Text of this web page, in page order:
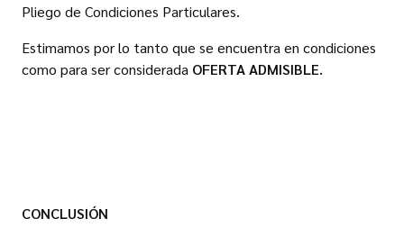
Pliego de Condiciones Particulares.
Estimamos por lo tanto que se encuentra en condiciones
como para ser considerada OFERTA ADMISIBLE.
CONCLUSIÓN